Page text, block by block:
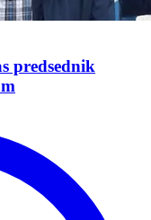
predsednik